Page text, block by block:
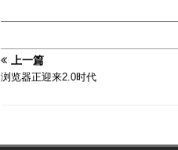
上一篇
浏览器正迎来2.0时代